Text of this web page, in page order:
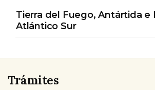
Tierra del Fuego, Antártida e
Atlántico Sur
Trámites